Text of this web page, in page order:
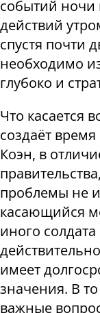
событий
действий
спустя почти
необходимо
глубоко и
Что касается
создаёт
Коэн, в
проблемы не
касающийся
иного
имеет
значения. В
важные